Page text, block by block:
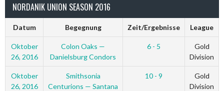
NORDANIK UNION SEASON 2016
Datum Begegnung Zeit/Ergebnisse League
Oktober
26, 2016
Colon Oaks —
Danielsburg Condors
6 - 5
Gold
Division
Oktober
26, 2016
Smithsonia
Centurions — Santana
10 - 9
Gold
Division